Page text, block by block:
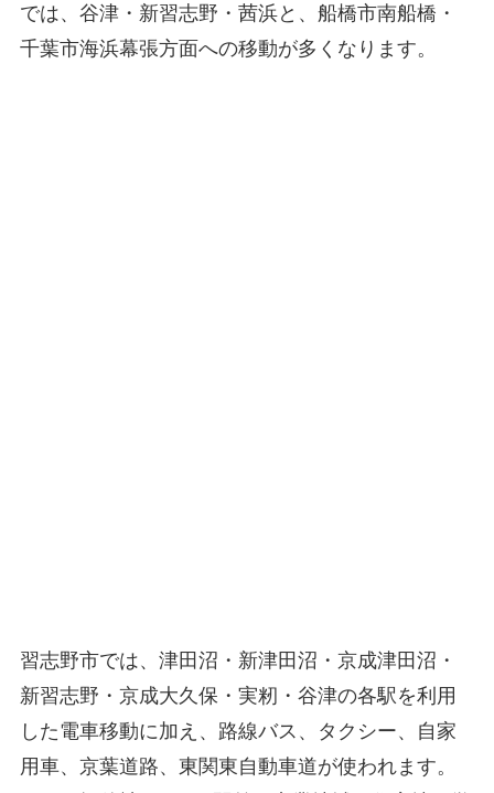
では、谷津・新習志野・茜浜と、船橋市南船橋・
千葉市海浜幕張方面への移動が多くなります。
習志野市では、津田沼・新津田沼・京成津田沼・
新習志野・京成大久保・実籾・谷津の各駅を利用
した電車移動に加え、路線バス、タクシー、自家
用車、京葉道路、東関東自動車道が使われます。